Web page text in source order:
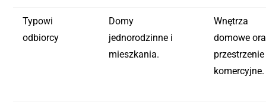
Typowi
odbiorcy
Domy
jednorodzinne i
mieszkania.
Wnętrza
domowe
przestrzenie
komercyjne.